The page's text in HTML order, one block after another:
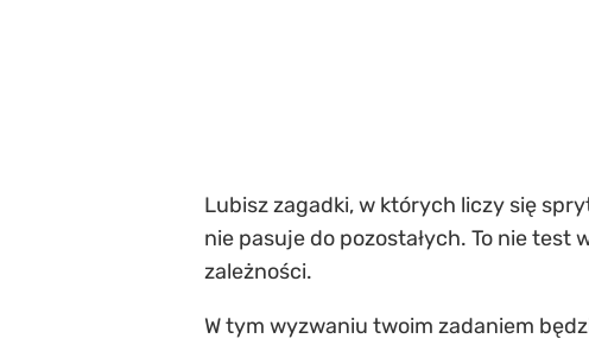
Lubisz zagadki, w których liczy się
nie pasuje do pozostałych. To nie
zależności.
W tym wyzwaniu twoim zadaniem